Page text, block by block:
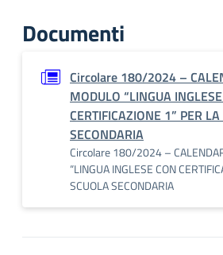
Documenti
Circolare 180/2024 –
MODULO “LINGUA
CERTIFICAZIONE 1” PER
SECONDARIA
Circolare 180/2024 –
“LINGUA INGLESE CON
SCUOLA SECONDARIA